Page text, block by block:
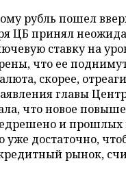
рубль пошел
ЦБ принял
ставку на
что ее
скорее,
главы
что новое
и
уже достаточно,
рынок,